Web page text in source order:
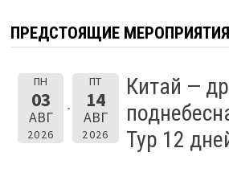
ПРЕДСТОЯЩИЕ
ПН
03
АВГ
2026
ПТ
14
АВГ
2026
Китай —
Тур 12